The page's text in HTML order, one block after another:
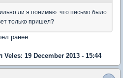
ли я понимаю. что письмо было
только пришел?
ранее.
19 December 2013 - 15:44